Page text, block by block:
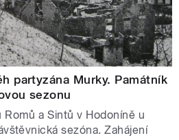
partyzána Murky. Památník
sezonu
a Sintů v Hodoníně u
sezóna. Zahájení